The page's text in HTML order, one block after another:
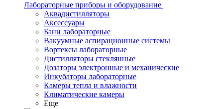
Лабораторные приборы и оборудование
Аквадистилляторы
Аксессуары
Бани лабораторные
Вакуумные аспирационные системы
Вортексы лабораторные
Дистилляторы стеклянные
Дозаторы электронные и механические
Инкубаторы лабораторные
Камеры тепла и влажности
Климатические камеры
Еще